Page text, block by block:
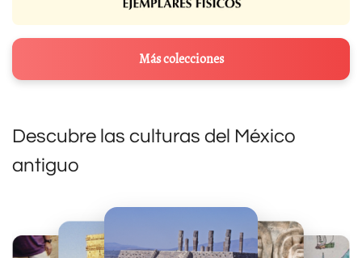
Más colecciones
Descubre las culturas del México
antiguo